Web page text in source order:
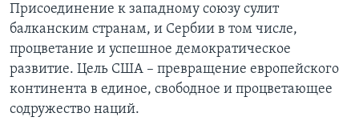
Присоединение к западному союзу сулит
балканским странам, и Сербии в том числе,
процветание и успешное демократическое
развитие. Цель США – превращение европейского
континента в единое, свободное и процветающее
содружество наций.